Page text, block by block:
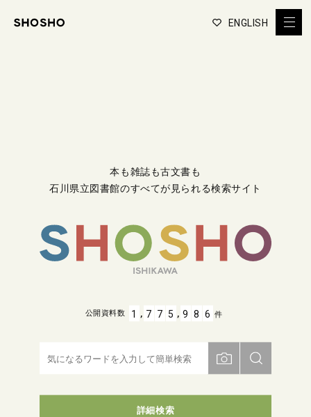
ENGLISH
本も雑誌も古文書も
石川県立図書館のすべてが見られる検索サイト
詳細検索
公開資料数 1 , 7 7 5 , 9 8 6 件